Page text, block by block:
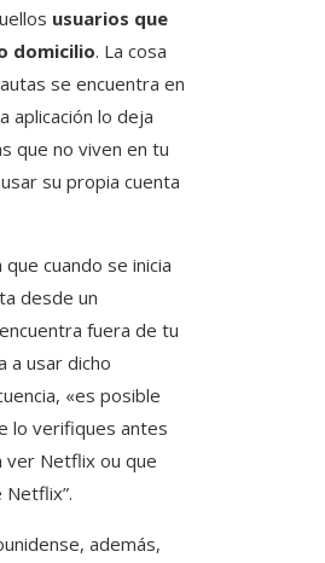
usuarios que
domicilio. La cosa
se encuentra en
aplicación lo deja
que no viven en tu
su propia cuenta
cuando se inicia
desde un
fuera de tu
a usar dicho
«es posible
lo verifiques antes
ver Netflix ou que
Netflix”.
además,